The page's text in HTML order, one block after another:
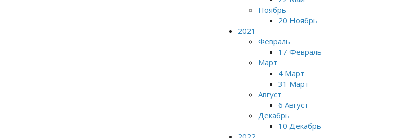
Ноябрь
20 Ноябрь
2021
Февраль
17 Февраль
Март
4 Март
31 Март
Август
6 Август
Декабрь
10 Декабрь